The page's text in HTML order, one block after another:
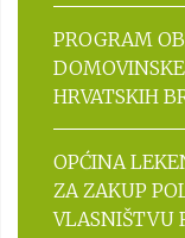
PROGRAM
HRVATSKIH
OPĆINA
ZA ZAKUP
VLASNIŠTVU